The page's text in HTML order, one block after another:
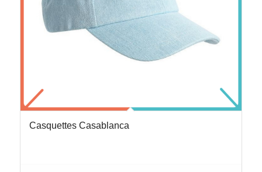
Casquettes Casablanca